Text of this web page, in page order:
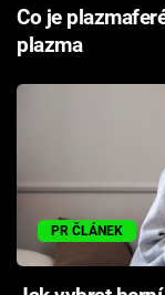
Co je
plazma
PR ČLÁNEK